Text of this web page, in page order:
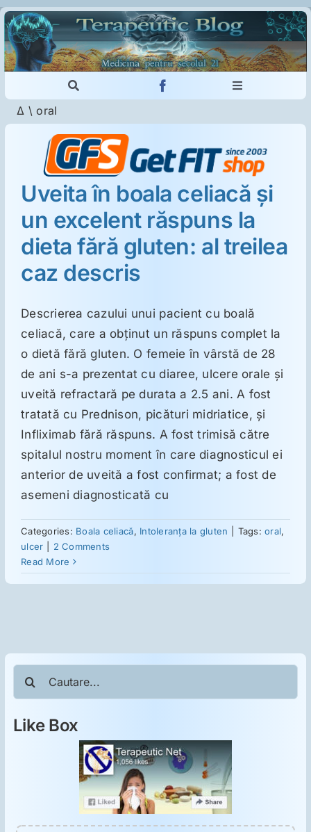
Skip
to
content
Toggle
Cautare...
Toggle
Imunologie
Dermatologie
Psihiatrie
Neurologie
Intoleranţa la gluten
Suplimente
Reumatologie
Ginecologie
Mesajele lui Reichelt
Dietă
LDN
Toxicologie
Antipsihiatrie
Δ \ oral
Uveita în boala celiacă şi
un excelent răspuns la
dieta fără gluten: al treilea
caz descris
Descrierea cazului unui pacient cu boală
celiacă, care a obţinut un răspuns complet la
o dietă fără gluten. O femeie în vârstă de 28
de ani s-a prezentat cu diaree, ulcere orale şi
uveită refractară pe durata a 2.5 ani. A fost
tratată cu Prednison, picături midriatice, şi
Infliximab fără răspuns. A fost trimisă către
spitalul nostru moment în care diagnosticul ei
anterior de uveită a fost confirmat; a fost de
asemeni diagnosticată cu
Categories: Boala celiacă, Intoleranţa la gluten Tags:oral,
ulcer
2 Comments
Read More
Cautare...
Like Box